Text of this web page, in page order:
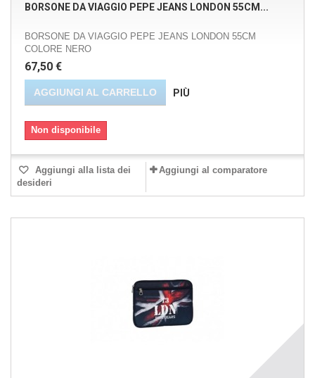
BORSONE DA VIAGGIO PEPE JEANS LONDON 55CM...
BORSONE DA VIAGGIO PEPE JEANS LONDON 55CM
COLORE NERO
67,50 €
AGGIUNGI AL CARRELLO PIÙ
Non disponibile
Aggiungi alla lista dei
desideri
Aggiungi al comparatore